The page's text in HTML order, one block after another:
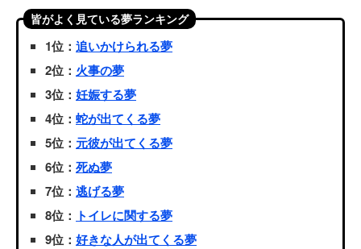
皆がよく見ている夢ランキング
1位： 追いかけられる夢
2位： 火事の夢
3位： 妊娠する夢
4位： 蛇が出てくる夢
5位： 元彼が出てくる夢
6位： 死ぬ夢
7位： 逃げる夢
8位： トイレに関する夢
9位： 好きな人が出てくる夢